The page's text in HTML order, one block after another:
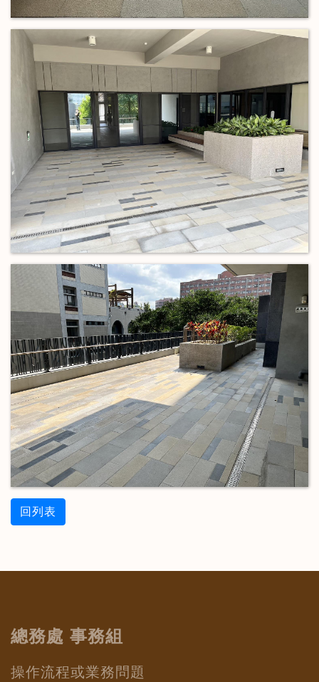
回列表
總務處 事務組
操作流程或業務問題